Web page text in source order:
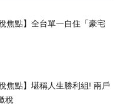
焦點】全台單一自住「豪宅
焦點】堪稱人生勝利組! 兩戶
稅